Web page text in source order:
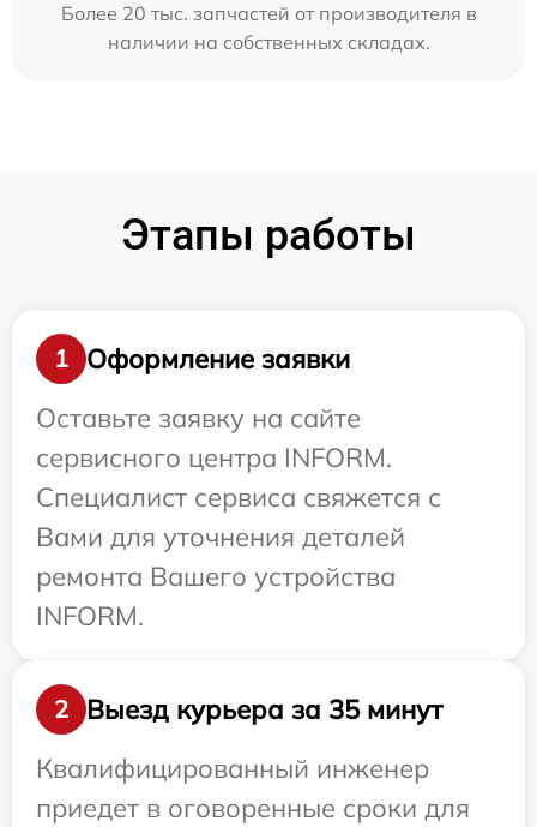
Более 20 тыс. запчастей от производителя в
наличии на собственных складах.
Этапы работы
1
Оформление заявки
Оставьте заявку на сайте
сервисного центра INFORM.
Специалист сервиса свяжется с
Вами для уточнения деталей
ремонта Вашего устройства
INFORM.
2
Выезд курьера за 35 минут
Квалифицированный инженер
приедет в оговоренные сроки для